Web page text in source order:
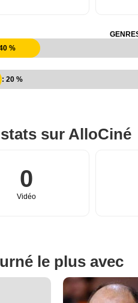
%
20 %
sur AlloCiné
0
Vidéo
le plus avec